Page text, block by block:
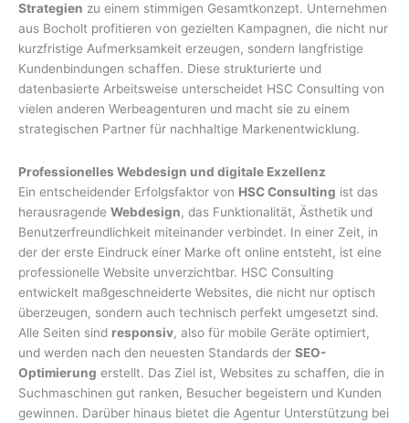
Strategien zu einem stimmigen Gesamtkonzept. Unternehmen
aus Bocholt profitieren von gezielten Kampagnen, die nicht nur
kurzfristige Aufmerksamkeit erzeugen, sondern langfristige
Kundenbindungen schaffen. Diese strukturierte und
datenbasierte Arbeitsweise unterscheidet HSC Consulting von
vielen anderen Werbeagenturen und macht sie zu einem
strategischen Partner für nachhaltige Markenentwicklung.
Professionelles Webdesign und digitale Exzellenz
Ein entscheidender Erfolgsfaktor von HSC Consulting ist das
herausragende Webdesign, das Funktionalität, Ästhetik und
Benutzerfreundlichkeit miteinander verbindet. In einer Zeit, in
der der erste Eindruck einer Marke oft online entsteht, ist eine
professionelle Website unverzichtbar. HSC Consulting
entwickelt maßgeschneiderte Websites, die nicht nur optisch
überzeugen, sondern auch technisch perfekt umgesetzt sind.
Alle Seiten sind responsiv, also für mobile Geräte optimiert,
und werden nach den neuesten Standards der SEO-
Optimierung erstellt. Das Ziel ist, Websites zu schaffen, die in
Suchmaschinen gut ranken, Besucher begeistern und Kunden
gewinnen. Darüber hinaus bietet die Agentur Unterstützung bei